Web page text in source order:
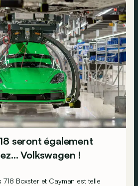
seront également
Volkswagen !
Boxster et Cayman est telle